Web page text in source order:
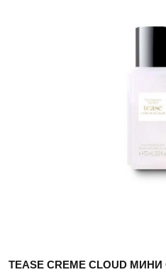
TEASE CREME CLOUD